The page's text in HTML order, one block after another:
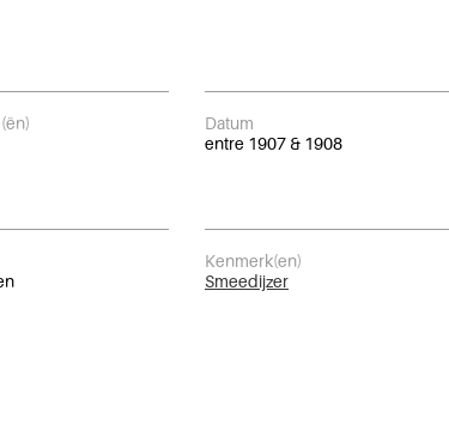
Datum
entre 1907 & 1908
Kenmerk(en)
Smeedijzer